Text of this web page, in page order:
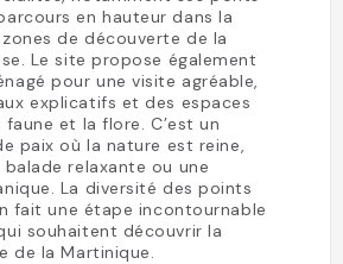
en hauteur dans la
de découverte de la
Le site propose également
pour une visite agréable,
explicatifs et des espaces
et la flore. C’est un
paix où la nature est reine,
relaxante ou une
La diversité des points
fait une étape incontournable
souhaitent découvrir la
de la Martinique.